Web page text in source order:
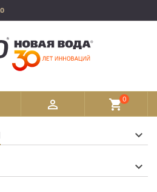
 shopping_cart0